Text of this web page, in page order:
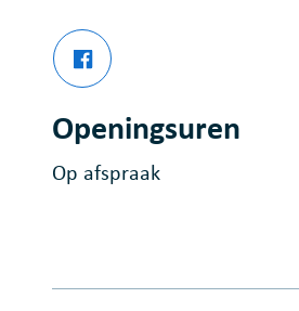
Facebook
Openingsuren
Op afspraak